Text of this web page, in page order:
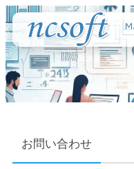
お問い合わせ